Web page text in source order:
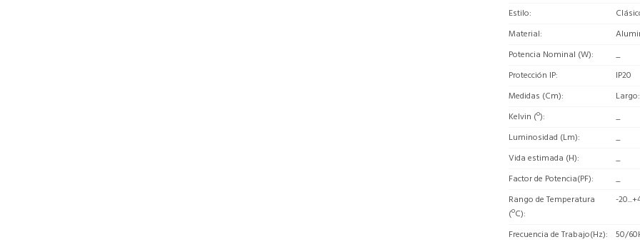
Estilo
Material
Potencia Nominal (W)
_
Protección IP
IP20
Medidas (Cm)
Kelvin (º)
_
Luminosidad (Lm)
_
Vida estimada (H)
_
Factor de Potencia(PF)
_
Rango de Temperatura
(ºC)
-
Frecuencia de Trabajo(Hz)
50/